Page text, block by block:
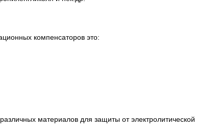
компенсаторов это:
материалов для защиты от электролитической